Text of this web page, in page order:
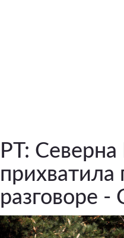
РТ: Северна
прихватила
разговоре -